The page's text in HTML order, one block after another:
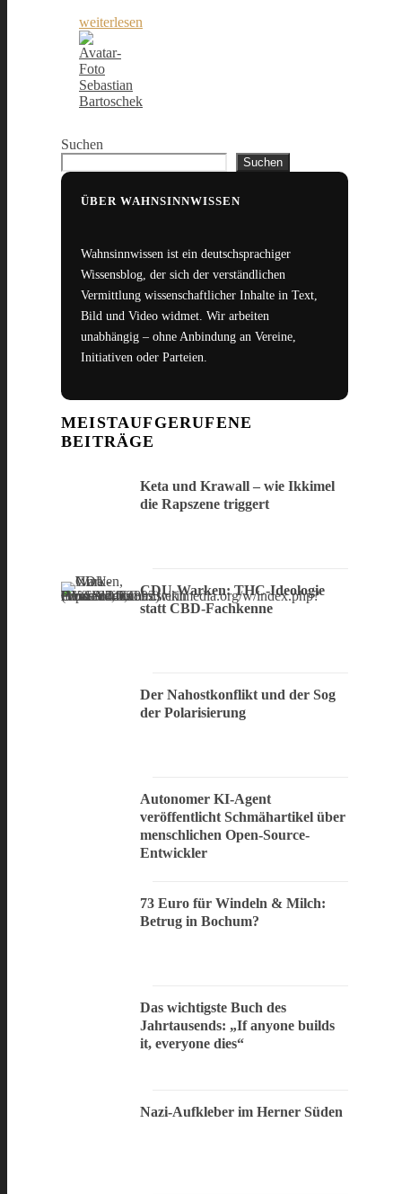
weiterlesen
Sebastian
Bartoschek
Suchen
Suchen
ÜBER WAHNSINNWISSEN
Wahnsinnwissen ist ein deutschsprachiger
Wissensblog, der sich der verständlichen
Vermittlung wissenschaftlicher Inhalte in Text,
Bild und Video widmet. Wir arbeiten
unabhängig – ohne Anbindung an Vereine,
Initiativen oder Parteien.
MEISTAUFGERUFENE
BEITRÄGE
Keta und Krawall – wie Ikkimel
die Rapszene triggert
CDU-Warken: THC-Ideologie
statt CBD-Fachkenne
Der Nahostkonflikt und der Sog
der Polarisierung
Autonomer KI-Agent
veröffentlicht Schmähartikel über
menschlichen Open-Source-
Entwickler
73 Euro für Windeln & Milch:
Betrug in Bochum?
Das wichtigste Buch des
Jahrtausends: „If anyone builds
it, everyone dies“
Nazi-Aufkleber im Herner Süden